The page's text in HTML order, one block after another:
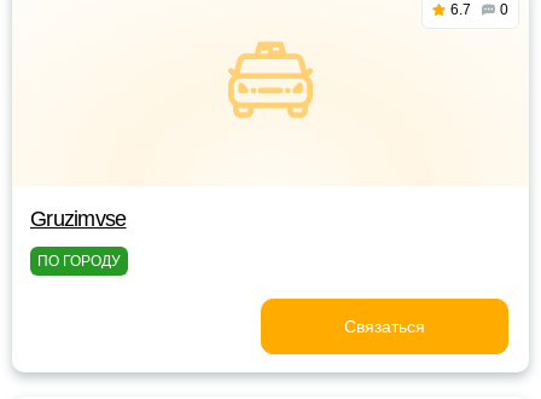
6.7 0
Gruzimvse
ПО ГОРОДУ
Связаться